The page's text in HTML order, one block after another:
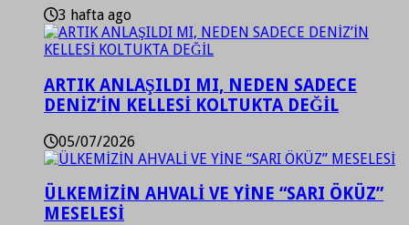
3 hafta ago
ARTIK ANLAŞILDI MI, NEDEN SADECE
DENİZ’İN KELLESİ KOLTUKTA DEĞİL
05/07/2026
ÜLKEMİZİN AHVALİ VE YİNE “SARI ÖKÜZ”
MESELESİ